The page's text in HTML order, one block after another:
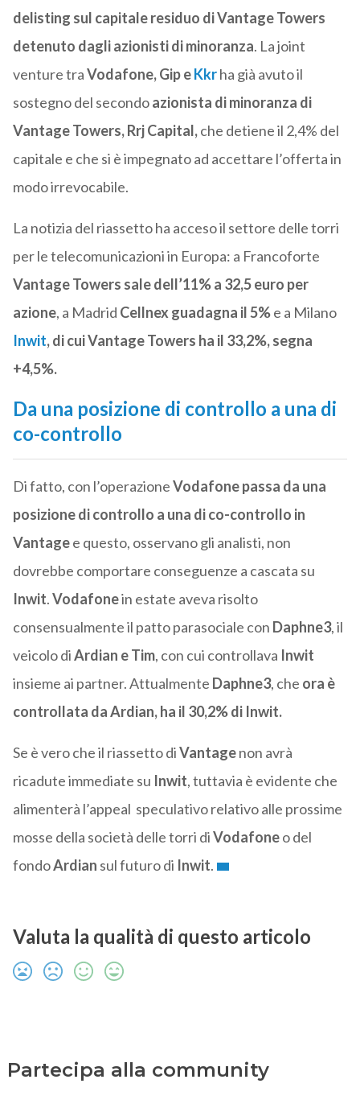
delisting sul capitale residuo di Vantage Towers
detenuto dagli azionisti di minoranza. La joint
venture traVodafone, Gip eKkrha già avuto il
sostegno del secondoazionista di minoranza di
Vantage Towers, Rrj Capital,che detiene il 2,4% del
capitale e che si è impegnato ad accettare l’offerta in
modo irrevocabile.
La notizia del riassetto ha acceso il settore delle torri
per le telecomunicazioni in Europa: a Francoforte
Vantage Towers sale dell’11% a 32,5 euro per
azione, a Madrid Cellnex guadagna il 5%e a Milano
Inwit, di cui Vantage Towers ha il 33,2%, segna
+4,5%.
Da una posizione di controllo a una di
co-controllo
Di fatto, con l’operazioneVodafone passa da una
posizione di controllo a una di co-controllo in
Vantagee questo, osservano gli analisti, non
dovrebbe comportare conseguenze a cascata su
Inwit.Vodafonein estate aveva risolto
consensualmente il patto parasociale con Daphne3, il
veicolo diArdian e Tim, con cui controllava Inwit
insieme ai partner. Attualmente Daphne3, che ora è
controllata da Ardian, ha il 30,2% di Inwit.
Se è vero che il riassetto diVantagenon avrà
ricadute immediate su Inwit, tuttavia è evidente che
alimenterà l’appeal speculativo relativo alle prossime
mosse della società delle torri diVodafoneo del
fondoArdian sul futuro di Inwit.
Valuta la qualità di questo articolo
Partecipa alla community